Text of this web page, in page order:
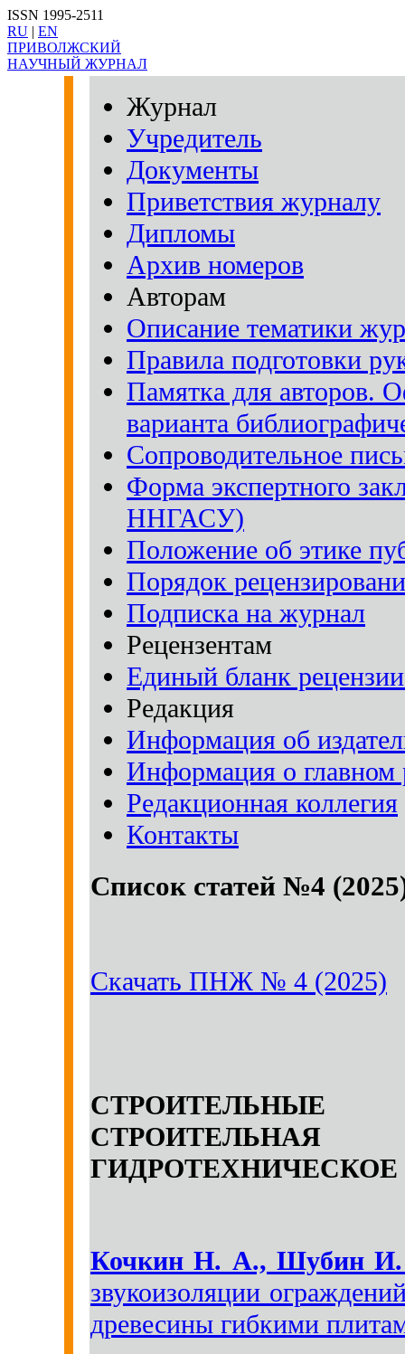
ISSN 1995-2511
RU | EN
ПРИВОЛЖСКИЙ
НАУЧНЫЙ ЖУРНАЛ
Журнал
Учредитель
Документы
Приветствия журналу
Дипломы
Архив номеров
Авторам
Описание тематики
Правила подготовки
Памятка для авторов.
варианта
Сопроводительное
Форма экспертного
ННГАСУ)
Положение об этике
Порядок
Подписка на журнал
Рецензентам
Единый бланк
Редакция
Информация об
Информация о главном
Редакционная коллегия
Контакты
Список статей №4
Скачать ПНЖ № 4 (2025)
Кочкин Н. А., Шубин
звукоизоляции
древесины гибкими